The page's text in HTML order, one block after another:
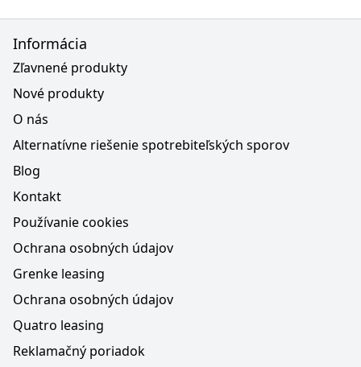
Informácia
Zľavnené produkty
Nové produkty
O nás
Alternatívne riešenie spotrebiteľských sporov
Blog
Kontakt
Používanie cookies
Ochrana osobných údajov
Grenke leasing
Ochrana osobných údajov
Quatro leasing
Reklamačný poriadok